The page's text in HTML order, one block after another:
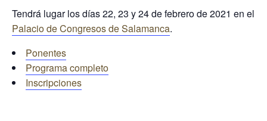
Tendrá lugar los días 22, 23 y 24 de febrero de 2021 en el
Palacio de Congresos de Salamanca.
Ponentes
Programa completo
Inscripciones